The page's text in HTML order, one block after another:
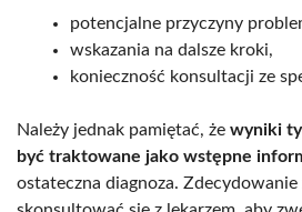
potencjalne przyczyny
wskazania na dalsze kroki,
konieczność konsultacji ze
Należy jednak pamiętać, że wyniki
być traktowane jako wstępne
ostateczna diagnoza. Zdecydowanie